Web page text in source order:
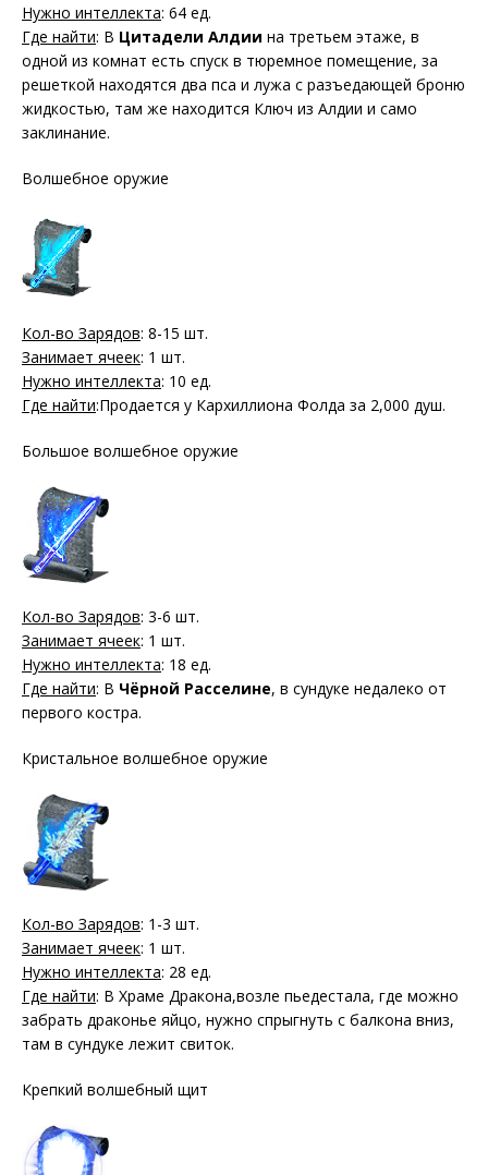
Нужно интеллекта: 64 ед.
Где найти: В Цитадели Алдии на третьем этаже, в
одной из комнат есть спуск в тюремное помещение, за
решеткой находятся два пса и лужа с разъедающей броню
жидкостью, там же находится Ключ из Алдии и само
заклинание.
Волшебное оружие
Кол-во Зарядов: 8-15 шт.
Занимает ячеек: 1 шт.
Нужно интеллекта: 10 ед.
Где найти:Продается у Кархиллиона Фолда за 2,000 душ.
Большое волшебное оружие
Кол-во Зарядов: 3-6 шт.
Занимает ячеек: 1 шт.
Нужно интеллекта: 18 ед.
Где найти: В Чёрной Расселине, в сундуке недалеко от
первого костра.
Кристальное волшебное оружие
Кол-во Зарядов: 1-3 шт.
Занимает ячеек: 1 шт.
Нужно интеллекта: 28 ед.
Где найти: В Храме Дракона,возле пьедестала, где можно
забрать драконье яйцо, нужно спрыгнуть с балкона вниз,
там в сундуке лежит свиток.
Крепкий волшебный щит